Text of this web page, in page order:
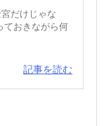
だけじゃな
ておきながら何
記事を読む